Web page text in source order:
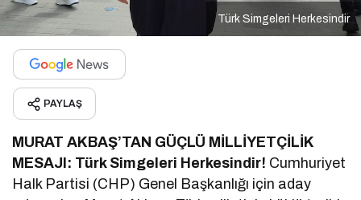
Türk Simgeleri Herkesindir
PAYLAŞ
MURAT AKBAŞ’TAN GÜÇLÜ MİLLİYETÇİLİK
MESAJI: Türk Simgeleri Herkesindir! Cumhuriyet
Halk Partisi (CHP) Genel Başkanlığı için aday